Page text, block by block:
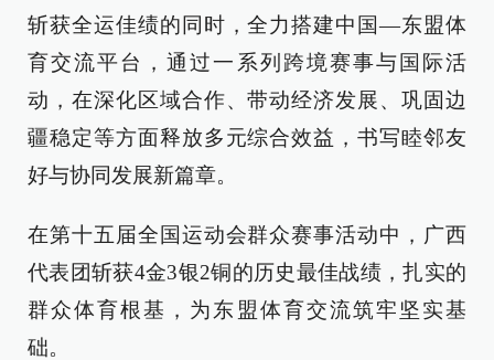
斩获全运佳绩的同时，全力搭建中国—东盟体
育交流平台，通过一系列跨境赛事与国际活
动，在深化区域合作、带动经济发展、巩固边
疆稳定等方面释放多元综合效益，书写睦邻友
好与协同发展新篇章。
在第十五届全国运动会群众赛事活动中，广西
代表团斩获4金3银2铜的历史最佳战绩，扎实的
群众体育根基，为东盟体育交流筑牢坚实基
础。